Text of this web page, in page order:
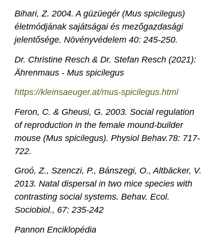
Bihari, Z. 2004. A güzüegér (Mus spicilegus)
életmódjának sajátságai és mezőgazdasági
jelentősége. Növényvédelem 40: 245-250.
Dr. Christine Resch & Dr. Stefan Resch (2021):
Ährenmaus - Mus spicilegus
https://kleinsaeuger.at/mus-spicilegus.html
Feron, C. & Gheusi, G. 2003. Social regulation
of reproduction in the female mound-builder
mouse (Mus spicilegus). Physiol Behav.78: 717-
722.
Groó, Z., Szenczi, P., Bánszegi, O., Altbäcker, V.
2013. Natal dispersal in two mice species with
contrasting social systems. Behav. Ecol.
Sociobiol., 67: 235-242
Pannon Enciklopédia